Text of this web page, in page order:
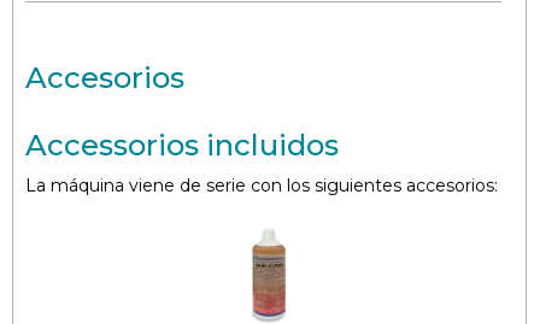
Accesorios
Accessorios incluidos
La máquina viene de serie con los siguientes accesorios: